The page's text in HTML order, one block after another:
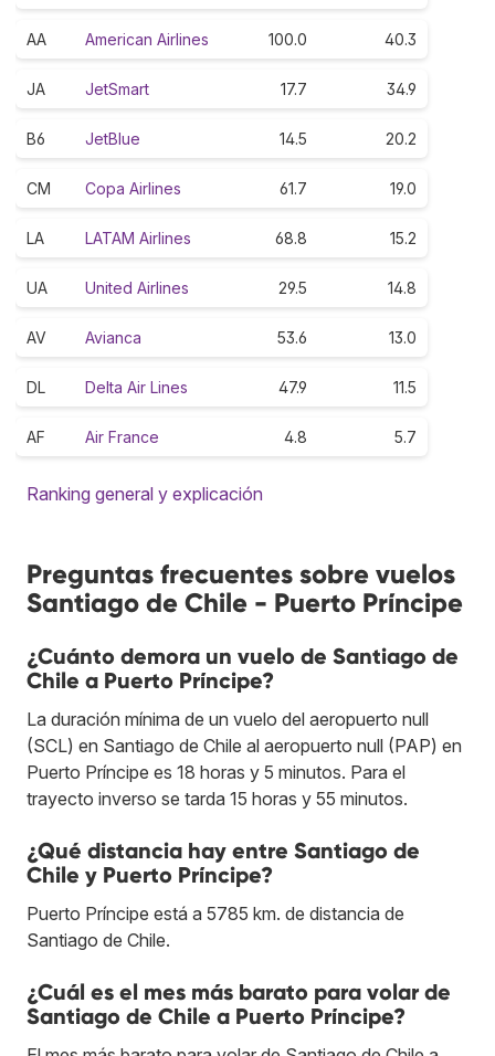
AA American Airlines 100.0 40.3
JA JetSmart 17.7 34.9
B6 JetBlue 14.5 20.2
CM Copa Airlines 61.7 19.0
LA LATAM Airlines 68.8 15.2
UA United Airlines 29.5 14.8
AV Avianca 53.6 13.0
DL Delta Air Lines 47.9 11.5
AF Air France 4.8 5.7
Ranking general y explicación
Preguntas frecuentes sobre vuelos
Santiago de Chile - Puerto Príncipe
¿Cuánto demora un vuelo de Santiago de
Chile a Puerto Príncipe?
La duración mínima de un vuelo del aeropuerto null
(SCL) en Santiago de Chile al aeropuerto null (PAP) en
Puerto Príncipe es 18 horas y 5 minutos. Para el
trayecto inverso se tarda 15 horas y 55 minutos.
¿Qué distancia hay entre Santiago de
Chile y Puerto Príncipe?
Puerto Príncipe está a 5785 km. de distancia de
Santiago de Chile.
¿Cuál es el mes más barato para volar de
Santiago de Chile a Puerto Príncipe?